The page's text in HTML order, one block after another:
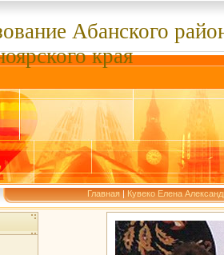
Абанского
края
Главная| Кувеко Елена